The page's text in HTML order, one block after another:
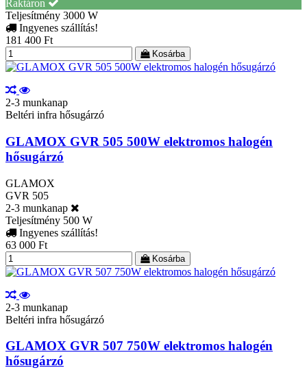
Raktáron
Teljesítmény 3000 W
Ingyenes szállítás!
181 400 Ft
Kosárba
2-3 munkanap
Beltéri infra hősugárzó
GLAMOX GVR 505 500W elektromos halogén
hősugárzó
GLAMOX
GVR 505
2-3 munkanap
Teljesítmény 500 W
Ingyenes szállítás!
63 000 Ft
Kosárba
2-3 munkanap
Beltéri infra hősugárzó
GLAMOX GVR 507 750W elektromos halogén
hősugárzó